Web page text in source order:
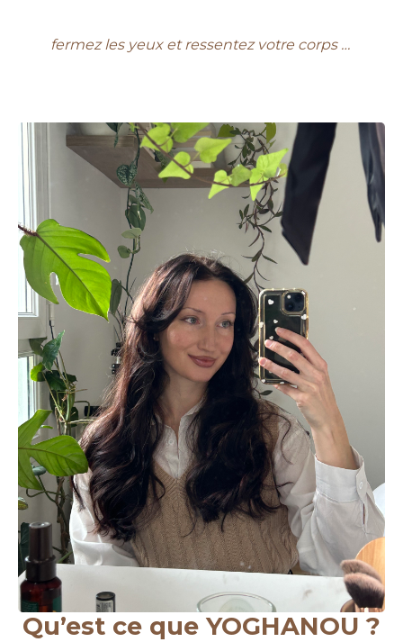
fermez les yeux et ressentez votre corps …
Qu’est ce que YOGHANOU ?